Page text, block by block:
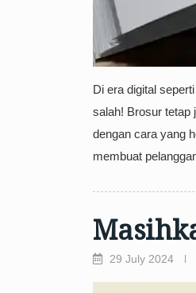
Di era digital
salah! Brosur tetap
dengan cara yang
membuat
29 July 2024